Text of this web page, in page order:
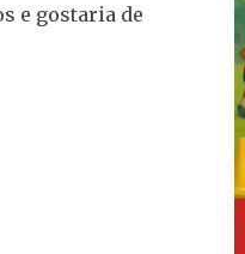
e gostaria de